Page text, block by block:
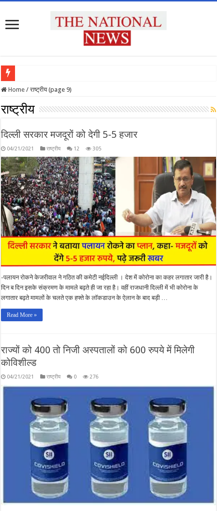
Home / राष्ट्रीय (page 9)
राष्ट्रीय
दिल्ली सरकार मजदूरों को देगी 5-5 हजार
04/21/2021 राष्ट्रीय 12 305
-पलायन रोकने केजरीवाल ने गठित की कमेटी नईदिल्ली । देश में कोरोना का कहर लगातार जारी है।
दिन ब दिन इसके संक्रमण के मामले बढ़ते ही जा रहा है। वहीं राजधानी दिल्ली में भी कोरोना के
लगातार बढ़ते मामलों के चलते एक हफ्ते के लॉकडाउन के ऐलान के बाद बड़ी …
Read More »
राज्यों को 400 तो निजी अस्पतालों को 600 रुपये में मिलेगी
कोविशील्ड
04/21/2021 राष्ट्रीय 0 276